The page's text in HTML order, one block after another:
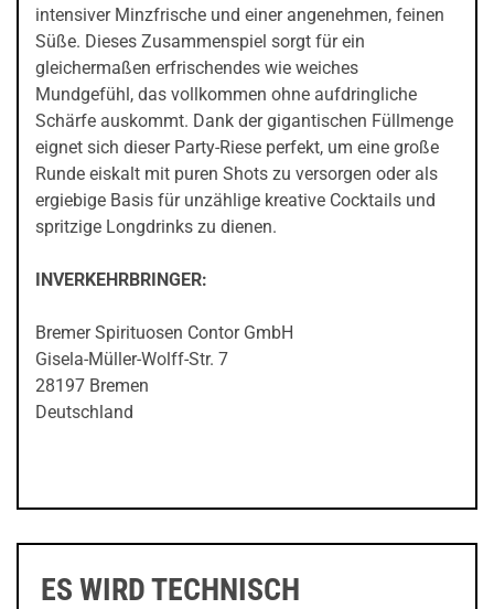
intensiver Minzfrische und einer angenehmen, feinen
Süße. Dieses Zusammenspiel sorgt für ein
gleichermaßen erfrischendes wie weiches
Mundgefühl, das vollkommen ohne aufdringliche
Schärfe auskommt. Dank der gigantischen Füllmenge
eignet sich dieser Party-Riese perfekt, um eine große
Runde eiskalt mit puren Shots zu versorgen oder als
ergiebige Basis für unzählige kreative Cocktails und
spritzige Longdrinks zu dienen.
INVERKEHRBRINGER:
Bremer Spirituosen Contor GmbH
Gisela-Müller-Wolff-Str. 7
28197 Bremen
Deutschland
ES WIRD TECHNISCH